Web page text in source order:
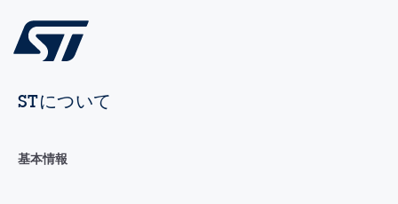
STについて
基本情報